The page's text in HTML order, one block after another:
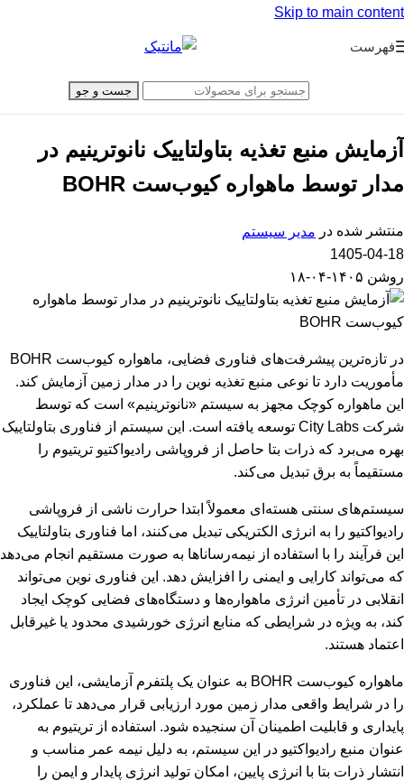
Skip to main content
فهرست
جست و جو
آزمایش منبع تغذیه بتاولتاییک نانوترینیم در
مدار توسط ماهواره کیوب‌ست BOHR
منتشر شده در مدیر سیستم
1405-04-18
روشن ۱۴۰۵-۰۴-۱۸
در تازه‌ترین پیشرفت‌های فناوری فضایی، ماهواره کیوب‌ست BOHR
مأموریت دارد تا نوعی منبع تغذیه نوین را در مدار زمین آزمایش کند.
این ماهواره کوچک مجهز به سیستم «نانوترینیم» است که توسط
شرکت City Labs توسعه یافته است. این سیستم از فناوری بتاولتاییک
بهره می‌برد که ذرات بتا حاصل از فروپاشی رادیواکتیو تریتیوم را
مستقیماً به برق تبدیل می‌کند.
سیستم‌های سنتی هسته‌ای معمولاً ابتدا حرارت ناشی از فروپاشی
رادیواکتیو را به انرژی الکتریکی تبدیل می‌کنند، اما فناوری بتاولتاییک
این فرآیند را با استفاده از نیمه‌رساناها به صورت مستقیم انجام می‌دهد
که می‌تواند کارایی و ایمنی را افزایش دهد. این فناوری نوین می‌تواند
انقلابی در تأمین انرژی ماهواره‌ها و دستگاه‌های فضایی کوچک ایجاد
کند، به ویژه در شرایطی که منابع انرژی خورشیدی محدود یا غیرقابل
اعتماد هستند.
ماهواره کیوب‌ست BOHR به عنوان یک پلتفرم آزمایشی، این فناوری
را در شرایط واقعی مدار زمین مورد ارزیابی قرار می‌دهد تا عملکرد،
پایداری و قابلیت اطمینان آن سنجیده شود. استفاده از تریتیوم به
عنوان منبع رادیواکتیو در این سیستم، به دلیل نیمه عمر مناسب و
انتشار ذرات بتا با انرژی پایین، امکان تولید انرژی پایدار و ایمن را